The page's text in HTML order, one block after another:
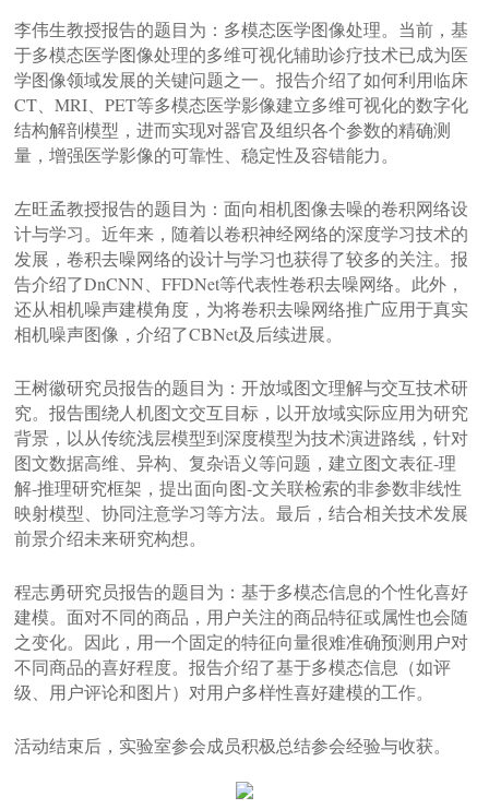
李伟生教授报告的题目为：多模态医学图像处理。当前，基
于多模态医学图像处理的多维可视化辅助诊疗技术已成为医
学图像领域发展的关键问题之一。报告介绍了如何利用临床
CT、MRI、PET等多模态医学影像建立多维可视化的数字化
结构解剖模型，进而实现对器官及组织各个参数的精确测
量，增强医学影像的可靠性、稳定性及容错能力。
左旺孟教授报告的题目为：面向相机图像去噪的卷积网络设
计与学习。近年来，随着以卷积神经网络的深度学习技术的
发展，卷积去噪网络的设计与学习也获得了较多的关注。报
告介绍了DnCNN、FFDNet等代表性卷积去噪网络。此外，
还从相机噪声建模角度，为将卷积去噪网络推广应用于真实
相机噪声图像，介绍了CBNet及后续进展。
王树徽研究员报告的题目为：开放域图文理解与交互技术研
究。报告围绕人机图文交互目标，以开放域实际应用为研究
背景，以从传统浅层模型到深度模型为技术演进路线，针对
图文数据高维、异构、复杂语义等问题，建立图文表征-理
解-推理研究框架，提出面向图-文关联检索的非参数非线性
映射模型、协同注意学习等方法。最后，结合相关技术发展
前景介绍未来研究构想。
程志勇研究员报告的题目为：基于多模态信息的个性化喜好
建模。面对不同的商品，用户关注的商品特征或属性也会随
之变化。因此，用一个固定的特征向量很难准确预测用户对
不同商品的喜好程度。报告介绍了基于多模态信息（如评
级、用户评论和图片）对用户多样性喜好建模的工作。
活动结束后，实验室参会成员积极总结参会经验与收获。